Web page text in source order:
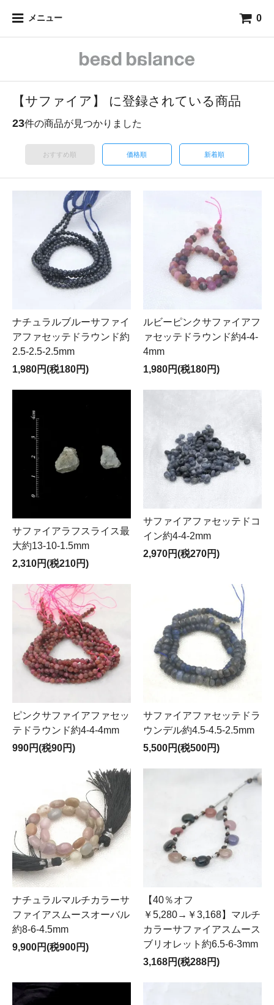
メニュー 0
【サファイア】 に登録されている商品
23件の商品が見つかりました
おすすめ順 価格順 新着順
ナチュラルブルーサファイ
アファセッテドラウンド約
2.5-2.5-2.5mm
1,980円(税180円)
ルビーピンクサファイアフ
ァセッテドラウンド約4-4-
4mm
1,980円(税180円)
サファイアラフスライス最
大約13-10-1.5mm
2,310円(税210円)
サファイアファセッテドコ
イン約4-4-2mm
2,970円(税270円)
ピンクサファイアファセッ
テドラウンド約4-4-4mm
990円(税90円)
サファイアファセッテドラ
ウンデル約4.5-4.5-2.5mm
5,500円(税500円)
ナチュラルマルチカラーサ
ファイアスムースオーバル
約8-6-4.5mm
9,900円(税900円)
【40％オフ
￥5,280→￥3,168】マルチ
カラーサファイアスムース
ブリオレット約6.5-6-3mm
3,168円(税288円)